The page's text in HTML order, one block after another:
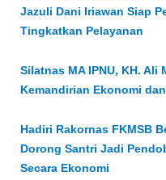
Jazuli Dani Iriawan Siap
Tingkatkan Pelayanan
Silatnas MA IPNU, KH. Ali
Kemandirian Ekonomi
Hadiri Rakornas FKMSB
Dorong Santri Jadi
Secara Ekonomi